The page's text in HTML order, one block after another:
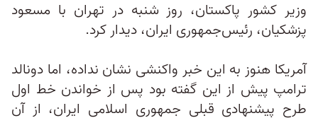
وزیر کشور پاکستان، روز شنبه در تهران با مسعود
پزشکیان، رئیس‌جمهوری ایران، دیدار کرد.
آمریکا هنوز به این خبر واکنشی نشان نداده، اما دونالد
ترامپ پیش از این گفته بود پس از خواندن خط اول
طرح پیشنهادی قبلی جمهوری اسلامی ایران، از آن